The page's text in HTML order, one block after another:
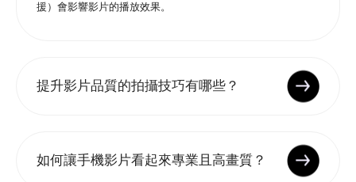
援）會影響影片的播放效果。
提升影片品質的拍攝技巧有哪些？
如何讓手機影片看起來專業且高畫質？